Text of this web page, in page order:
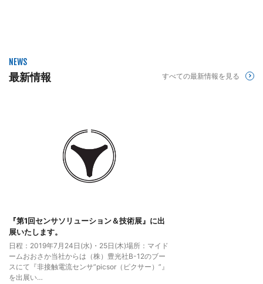
NEWS
最新情報 すべての最新情報を見る
『第1回センサソリューション＆技術展』に出
展いたします。
日程：2019年7月24日(水)・25日(木)場所：マイド
ームおおさか当社からは（株）豊光社B-12のブー
スにて『非接触電流センサ”picsor（ピクサー）”』
を出展い…